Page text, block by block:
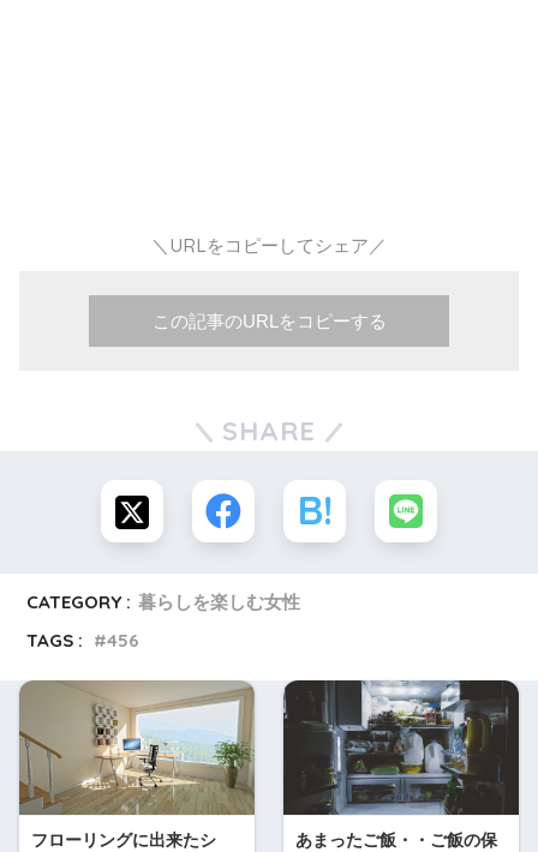
＼URLをコピーしてシェア／
この記事のURLをコピーする
SHARE
CATEGORY : 暮らしを楽しむ女性
TAGS :
456
フローリングに出来たシ
あまったご飯・・ご飯の保